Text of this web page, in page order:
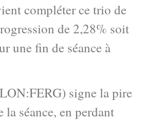
compléter ce trio de
de 2,28% soit
une fin de séance à
signe la pire
la séance, en perdant